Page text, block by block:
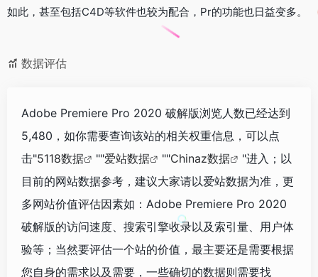
如此，甚至包括C4D等软件也较为配合，Pr的功能也日益变多。
数据评估
Adobe Premiere Pro 2020 破解版浏览人数已经达到
5,480，如你需要查询该站的相关权重信息，可以点
击"5118数据 ""爱站数据 ""Chinaz数据
"进入；以
目前的网站数据参考，建议大家请以爱站数据为准，更
多网站价值评估因素如：Adobe Premiere Pro 2020
破解版的访问速度、搜索引擎收录以及索引量、用户体
验等；当然要评估一个站的价值，最主要还是需要根据
您自身的需求以及需要，一些确切的数据则需要找